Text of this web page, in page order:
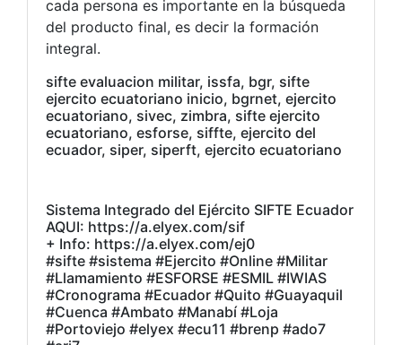
cada persona es importante en la búsqueda
del producto final, es decir la formación
integral.
sifte evaluacion militar, issfa, bgr, sifte
ejercito ecuatoriano inicio, bgrnet, ejercito
ecuatoriano, sivec, zimbra, sifte ejercito
ecuatoriano, esforse, siffte, ejercito del
ecuador, siper, siperft, ejercito ecuatoriano
Sistema Integrado del Ejército SIFTE Ecuador
AQUI: https://a.elyex.com/sif
+ Info: https://a.elyex.com/ej0
#sifte #sistema #Ejercito #Online #Militar
#Llamamiento #ESFORSE #ESMIL #IWIAS
#Cronograma #Ecuador #Quito #Guayaquil
#Cuenca #Ambato #Manabí #Loja
#Portoviejo #elyex #ecu11 #brenp #ado7